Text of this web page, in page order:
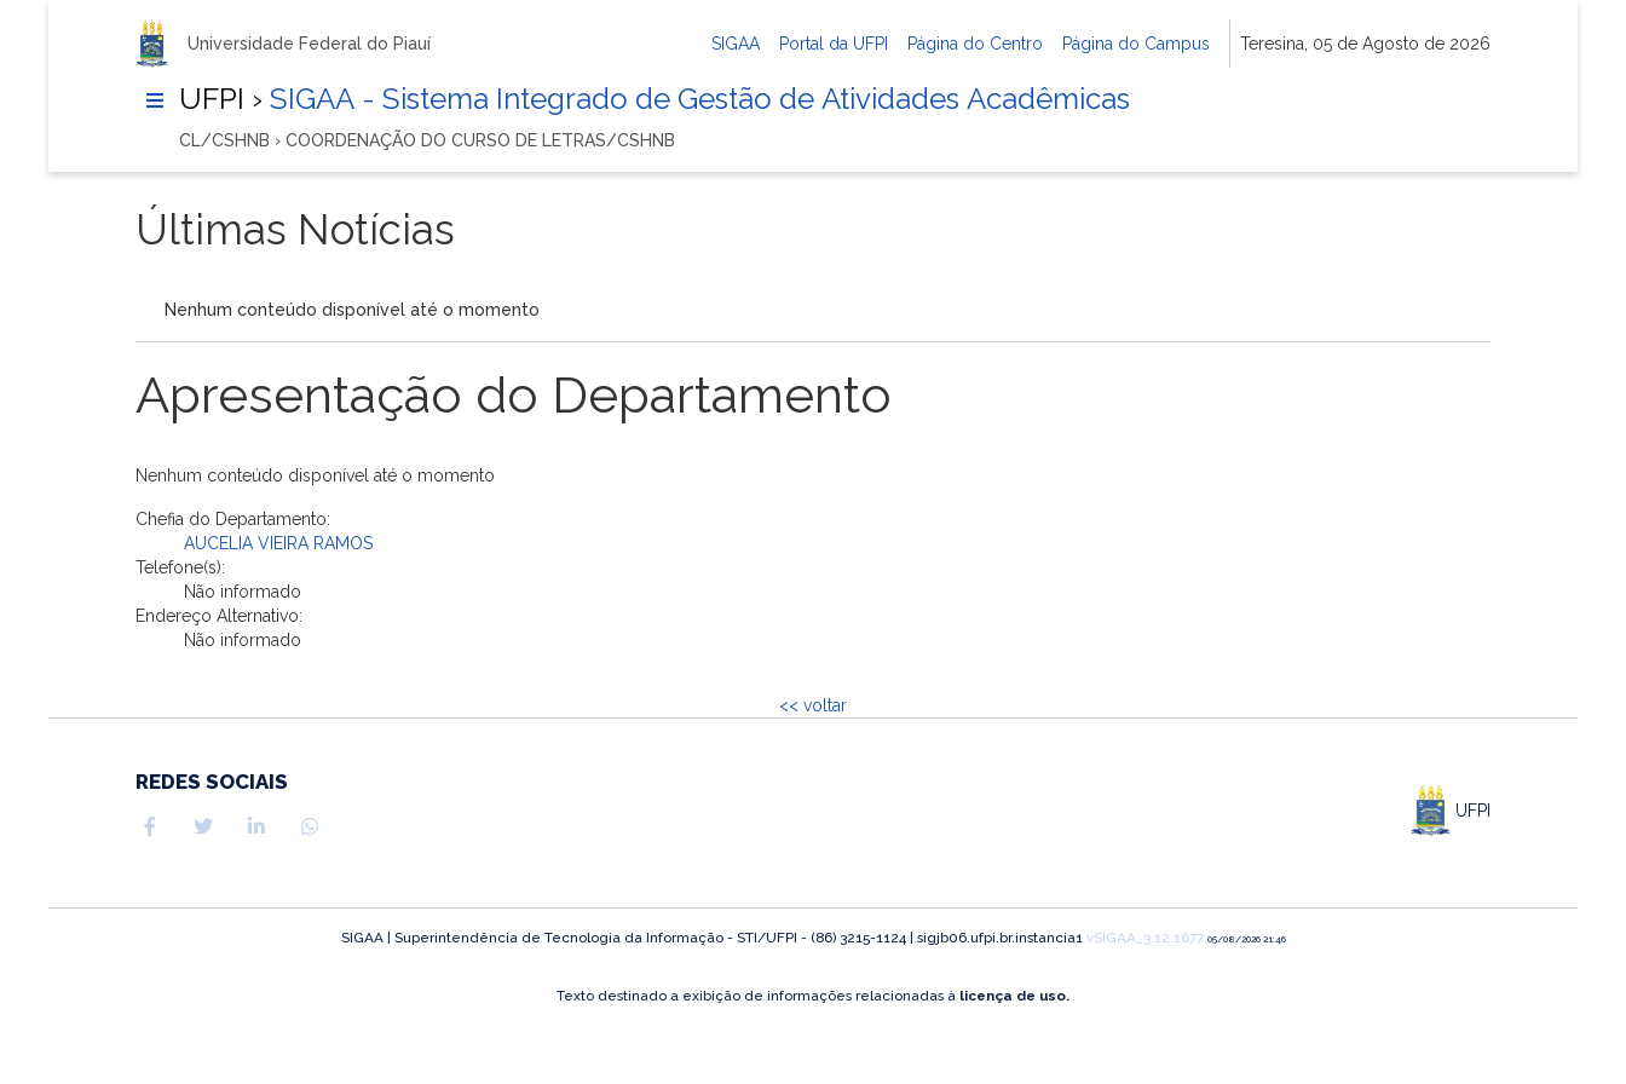
Universidade Federal do Piauí SIGAA Portal da UFPI Página do Centro Página do Campus Teresina, 05 de Agosto de 2026
UFPI › SIGAA - Sistema Integrado de Gestão de Atividades Acadêmicas
CL/CSHNB › COORDENAÇÃO DO CURSO DE LETRAS/CSHNB
Últimas Notícias
Nenhum conteúdo disponível até o momento
Apresentação do Departamento
Nenhum conteúdo disponível até o momento
Chefia do Departamento:
AUCELIA VIEIRA RAMOS
Telefone(s):
Não informado
Endereço Alternativo:
Não informado
<< voltar
REDES SOCIAIS
UFPI
SIGAA | Superintendência de Tecnologia da Informação - STI/UFPI - (86) 3215-1124 | sigjb06.ufpi.br.instancia1 vSIGAA_3.12.1677 05/08/2026 21:46
Texto destinado a exibição de informações relacionadas à licença de uso.